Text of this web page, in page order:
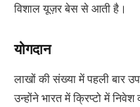
विशाल यूज़र बेस से आती है।
योगदान
लाखों की संख्या में पहली बार
उन्होंने भारत में क्रिप्टो में